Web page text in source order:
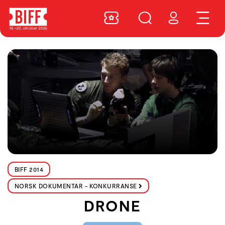
BIFF 2014
NORSK DOKUMENTAR - KONKURRANSE
DRONE